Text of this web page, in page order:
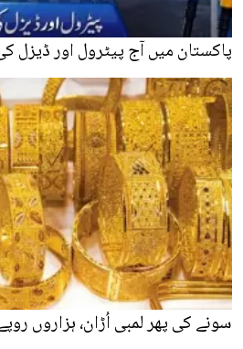
پاکستان میں آج پیٹرول اور ڈیزل
سونے کی پھر لمبی اُڑان، ہزاروں